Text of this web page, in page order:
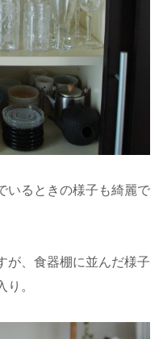
いるときの様子も綺麗で
が、食器棚に並んだ様子
。